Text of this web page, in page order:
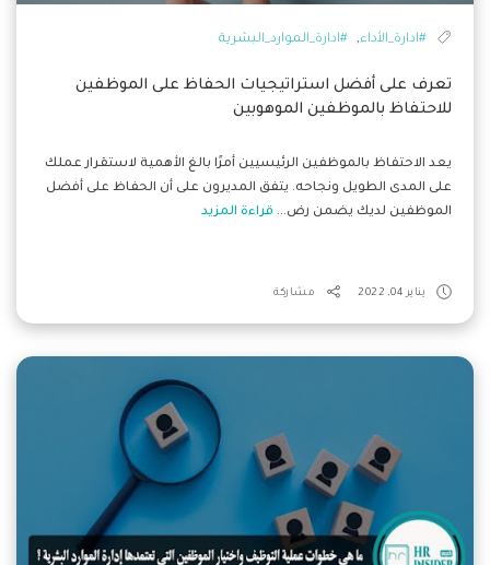
#ادارة_الأداء, #ادارة_الموارد_البشرية
تعرف على أفضل استراتيجيات الحفاظ على الموظفين
للاحتفاظ بالموظفين الموهوبين
يعد الاحتفاظ بالموظفين الرئيسيين أمرًا بالغ الأهمية لاستقرار عملك
على المدى الطويل ونجاحه. يتفق المديرون على أن الحفاظ على أفضل
الموظفين لديك يضمن رض... قراءة المزيد
يناير 04, 2022 مشاركة